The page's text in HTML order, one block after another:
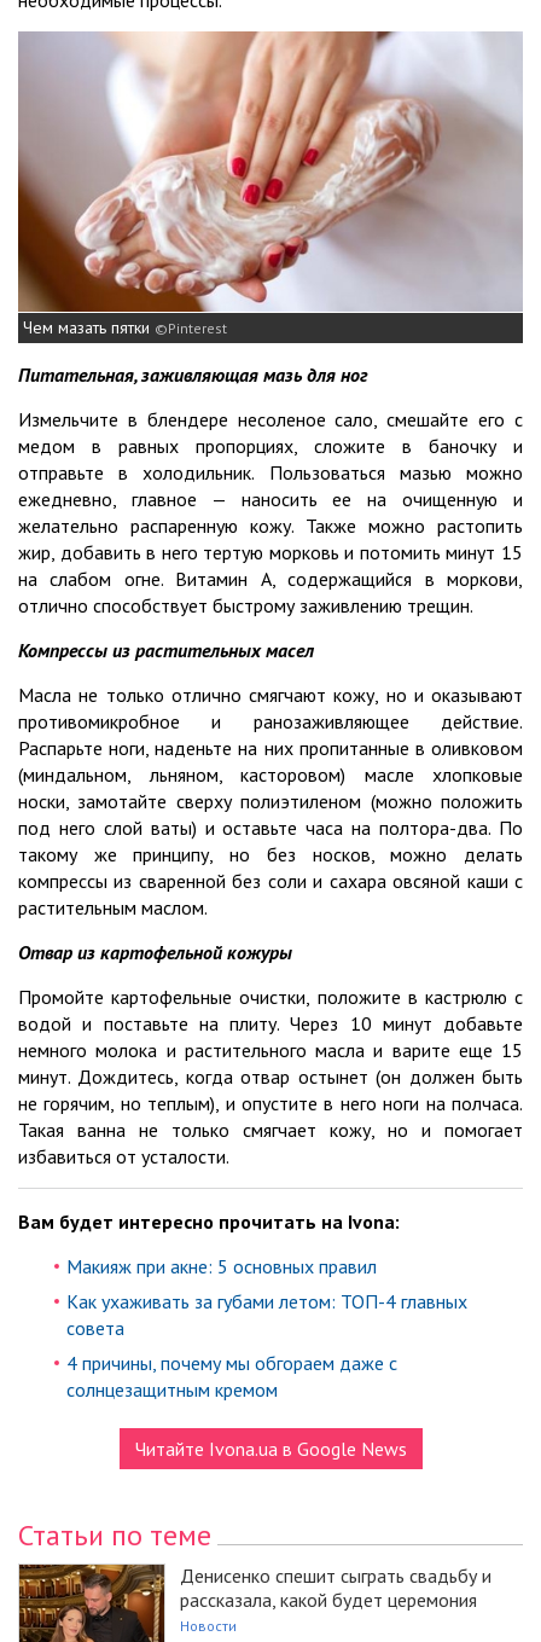
Чем мазать пятки Pinterest
Питательная, заживляющая мазь для ног
Измельчите в блендере несоленое сало, смешайте его с
медом в равных пропорциях, сложите в баночку и
отправьте в холодильник. Пользоваться мазью можно
ежедневно, главное — наносить ее на очищенную и
желательно распаренную кожу. Также можно растопить
жир, добавить в него тертую морковь и потомить минут 15
на слабом огне. Витамин А, содержащийся в моркови,
отлично способствует быстрому заживлению трещин.
Компрессы из растительных масел
Масла не только отлично смягчают кожу, но и оказывают
противомикробное и ранозаживляющее действие.
Распарьте ноги, наденьте на них пропитанные в оливковом
(миндальном, льняном, касторовом) масле хлопковые
носки, замотайте сверху полиэтиленом (можно положить
под него слой ваты) и оставьте часа на полтора-два. По
такому же принципу, но без носков, можно делать
компрессы из сваренной без соли и сахара овсяной каши с
растительным маслом.
Отвар из картофельной кожуры
Промойте картофельные очистки, положите в кастрюлю с
водой и поставьте на плиту. Через 10 минут добавьте
немного молока и растительного масла и варите еще 15
минут. Дождитесь, когда отвар остынет (он должен быть
не горячим, но теплым), и опустите в него ноги на полчаса.
Такая ванна не только смягчает кожу, но и помогает
избавиться от усталости.
Вам будет интересно прочитать на Ivona:
Макияж при акне: 5 основных правил
Как ухаживать за губами летом: ТОП-4 главных
совета
4 причины, почему мы обгораем даже с
солнцезащитным кремом
Читайте Ivona.ua в Google News
Статьи по теме
Денисенко спешит сыграть свадьбу и
рассказала, какой будет церемония
Новости